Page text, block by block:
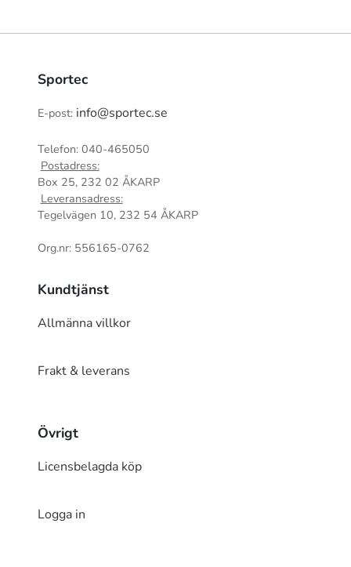
Sportec
E-post: info@sportec.se
Telefon: 040-465050
Postadress:
Box 25, 232 02 ÅKARP
Leveransadress:
Tegelvägen 10, 232 54 ÅKARP
Org.nr: 556165-0762
Kundtjänst
Allmänna villkor
Frakt & leverans
Övrigt
Licensbelagda köp
Logga in